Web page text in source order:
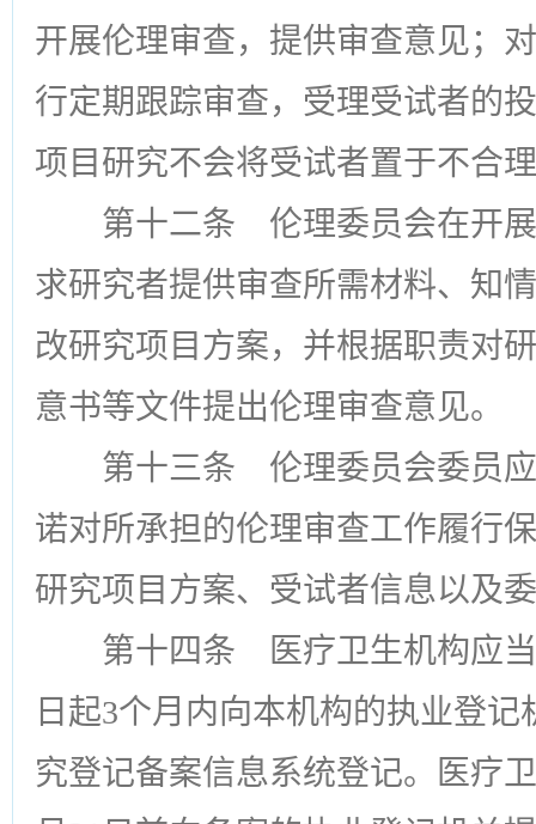
开展伦理审查，提供审查意见；
行定期跟踪审查，受理受试者的
项目研究不会将受试者置于不合
第十二条 伦理委员会在开
求研究者提供审查所需材料、知
改研究项目方案，并根据职责对
意书等文件提出伦理审查意见。
第十三条 伦理委员会委员
诺对所承担的伦理审查工作履行
研究项目方案、受试者信息以及
第十四条 医疗卫生机构应
日起3个月内向本机构的执业登
究登记备案信息系统登记。医疗